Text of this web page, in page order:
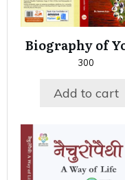
Biography of
300
Add to cart